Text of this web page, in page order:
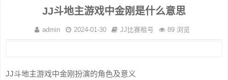
JJ斗地主游戏中金刚是什么意思
admin 2024-01-30 JJ比赛租号 89 浏览
JJ斗地主游戏中金刚扮演的角色及意义